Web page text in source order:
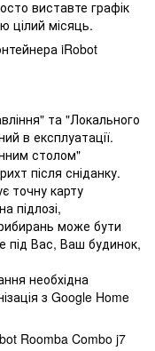
виставте графік
цілий місяць.
та "Локального
в експлуатації.
столом"
після сніданку.
точну карту
підлозі,
може бути
під Вас, Ваш будинок,
необхідна
з Google Home